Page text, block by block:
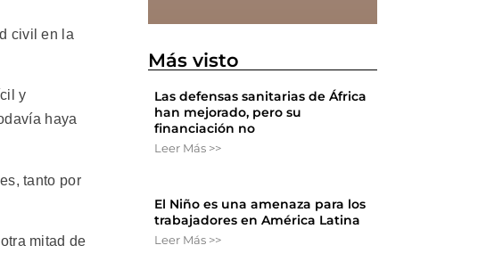
civil en la
y
haya
tanto por
mitad de
Más visto
Las defensas sanitarias de África
han mejorado, pero su
financiación no
Leer Más >>
El Niño es una amenaza para los
trabajadores en América Latina
Leer Más >>